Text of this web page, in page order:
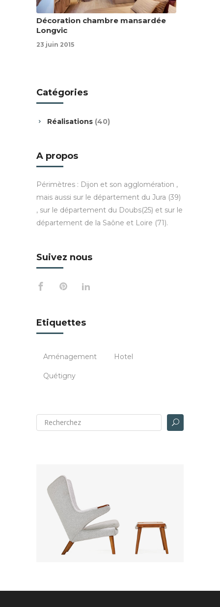
Décoration chambre mansardée
Longvic
23 juin 2015
Catégories
Réalisations (40)
A propos
Périmètres : Dijon et son agglomération ,
mais aussi sur le département du Jura (39)
, sur le département du Doubs(25) et sur le
département de la Saône et Loire (71).
Suivez nous
Etiquettes
Aménagement Hotel
Quétigny